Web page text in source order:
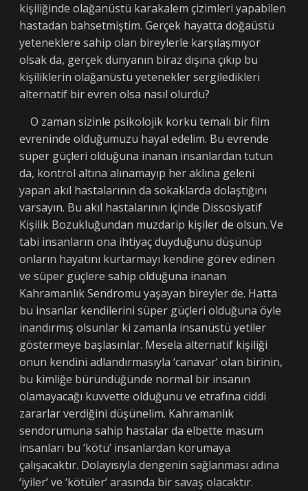
kişiliğinde olağanüstü karakalem çizimleri yapabilen
hastadan bahsetmiştim. Gerçek hayatta doğaüstü
yeteneklere sahip olan bireylerle karşılaşmıyor
olsak da, gerçek dünyanın biraz dışına çıkıp bu
kişiliklerin olağanüstü yetenekler sergiledikleri
alternatif bir evren olsa nasıl olurdu?
O zaman sizinle psikolojik korku temalı bir film
evreninde olduğumuzu hayal edelim. Bu evrende
süper güçleri olduğuna inanan insanlardan tutun
da, kontrol altına alınamayıp her aklına geleni
yapan akıl hastalarının da sokaklarda dolaştığını
varsayın. Bu akıl hastalarının içinde Dissosiyatif
Kişilik Bozukluğundan muzdarip kişiler de olsun. Ve
tabi insanların ona ihtiyaç duyduğunu düşünüp
onların hayatını kurtarmayı kendine görev edinen
ve süper güçlere sahip olduğuna inanan
Kahramanlık Sendromu yaşayan bireyler de. Hatta
bu insanlar kendilerini süper güçleri olduğuna öyle
inandırmış olsunlar ki zamanla insanüstü yetiler
göstermeye başlasınlar. Mesela alternatif kişiliği
onun kendini adlandırmasıyla ‘canavar’ olan birinin,
bu kimliğe büründüğünde normal bir insanın
olamayacağı kuvvette olduğunu ve etrafına ciddi
zararlar verdiğini düşünelim. Kahramanlık
sendorumuna sahip hastalar da elbette masum
insanları bu ‘kötü’ insanlardan korumaya
çalışacaktır. Dolayısıyla dengenin sağlanması adına
‘iyiler’ ve ‘kötüler’ arasında bir savaş olacaktır.